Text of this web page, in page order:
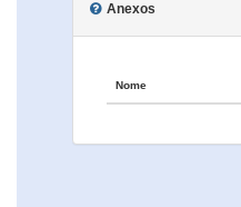
Anexos
Nome